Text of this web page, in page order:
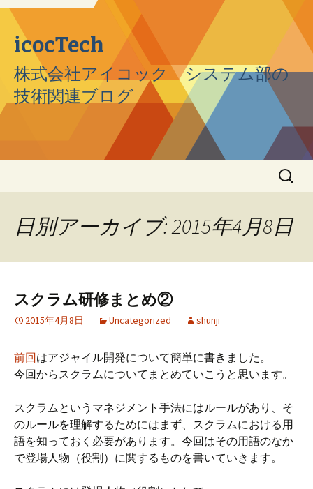
icocTech
株式会社アイコック システム部の
技術関連ブログ
検
日別アーカイブ: 2015年4月8日
スクラム研修まとめ②
2015年4月8日 Uncategorized shunji
前回はアジャイル開発について簡単に書きました。
今回からスクラムについてまとめていこうと思います。
スクラムというマネジメント手法にはルールがあり、そ
のルールを理解するためにはまず、スクラムにおける用
語を知っておく必要があります。今回はその用語のなか
で登場人物（役割）に関するものを書いていきます。